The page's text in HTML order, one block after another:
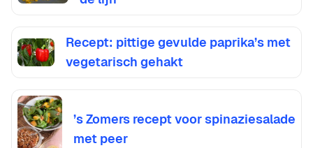
Recept: pittige gevulde paprika’s met
vegetarisch gehakt
’s Zomers recept voor spinaziesalade
met peer